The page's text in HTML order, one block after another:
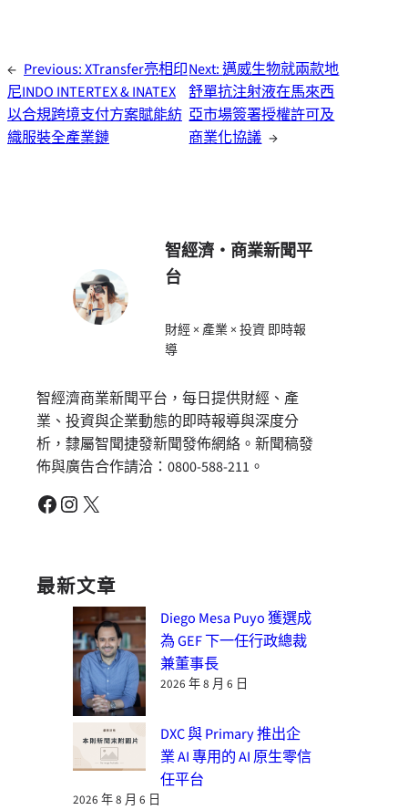
← Previous:XTransfer亮相印
尼INDO INTERTEX & INATEX
以合規跨境支付方案賦能紡
織服裝全產業鏈
Next:邁威生物就兩款地
舒單抗注射液在馬來西
亞市場簽署授權許可及
商業化協議 →
智經濟・商業新聞平
台
財經 × 產業 × 投資 即時報
導
智經濟商業新聞平台，每日提供財經、產
業、投資與企業動態的即時報導與深度分
析，隸屬智聞捷發新聞發佈網絡。新聞稿發
佈與廣告合作請洽：0800-588-211。
Facebook Instagram X
最新文章
Diego Mesa Puyo 獲選成
為 GEF 下一任行政總裁
兼董事長
2026 年 8 月 6 日
DXC 與 Primary 推出企
業 AI 專用的 AI 原生零信
任平台
2026 年 8 月 6 日